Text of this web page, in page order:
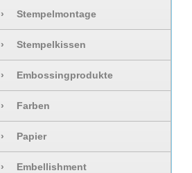
› Stempelmontage
› Stempelkissen
› Embossingprodukte
› Farben
› Papier
› Embellishment